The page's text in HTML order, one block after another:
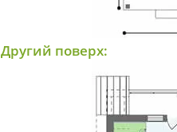
Другий поверх: